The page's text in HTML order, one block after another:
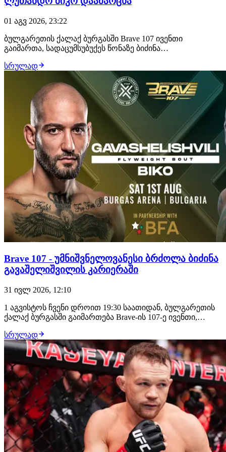
01 აგვ 2026, 23:22
ბულგარეთის ქალაქ ბურგასში Brave 107 ივენთი
გაიმართა, სადაცუმსუბუქეს წონაზე ბიძინა
ქართველმა მებრძოლმა ლუთანდო ბიკო მსაჯების
გადაწყვეტილებით დაამარცხა და უდიდესი ალბათობით,
დივიზიონის საჩემპიონო ბრძოლა გაინაღდა, სადაც
მუჰამედ მოკაევს დაუ…
სრულად
Brave 107 - უმნიშვნელოვანესი ბრძოლა ბიძინა
გავაშელიშვილის კარიერაში
31 ივლ 2026, 12:10
1 აგვისტოს ჩვენი დროით 19:30 საათიდან, ბულგარეთის
ქალაქ ბურგასში გაიმართება Brave-ის 107-ე ივენთი,
მებრძოლი: საღამოს თანამთავარ ჩხუბში ბიძინა
გავაშელიშვილის მოწინააღმდეგე იქნება ლუთანდო
ბიკო, უფრო ადრე კი პრელიმზე, რიგით მე-3 ბრძოლაში
ბაჩუკ…
სრულად